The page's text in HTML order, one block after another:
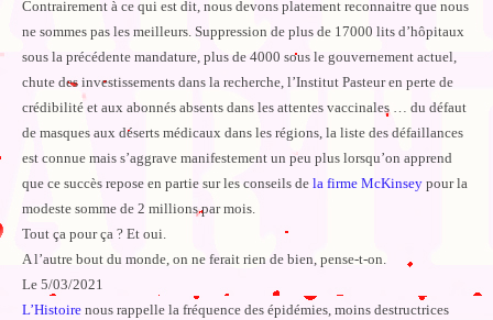
Contrairement à ce qui est dit, nous devons platement reconnaitre que nous
ne sommes pas les meilleurs. Suppression de plus de 17000 lits d’hôpitaux
sous la précédente mandature, plus de 4000 sous le gouvernement actuel,
chute des investissements dans la recherche, l’Institut Pasteur en perte de
crédibilité et aux abonnés absents dans les attentes vaccinales … du défaut
de masques aux déserts médicaux dans les régions, la liste des défaillances
est connue mais s’aggrave manifestement un peu plus lorsqu’on apprend
que ce succès repose en partie sur les conseils de la firme McKinsey pour la
modeste somme de 2 millions par mois.
Tout ça pour ça ? Et oui.
A l’autre bout du monde, on ne ferait rien de bien, pense-t-on.
Le 5/03/2021
L’Histoire nous rappelle la fréquence des épidémies, moins destructrices